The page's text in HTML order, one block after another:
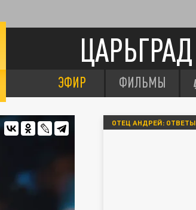
ЦАРЬГРАД
ЭФИР ФИЛЬМЫ
ОТЕЦ АНДРЕЙ: ОТВЕТЫ